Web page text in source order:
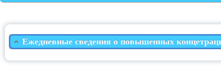
Ежедневные сведения о повышенных